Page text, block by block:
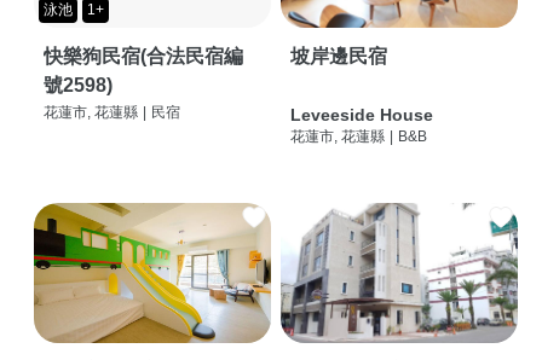
泳池 1+
快樂狗民宿(合法民宿編
號2598)
花蓮市, 花蓮縣 民宿
坡岸邊民宿
Leveeside House
花蓮市, 花蓮縣 B&B